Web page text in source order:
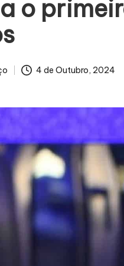
o
4 de Outubro, 2024